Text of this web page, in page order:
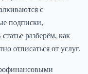
с
подписки,
разберём, как
отписаться от услуг.